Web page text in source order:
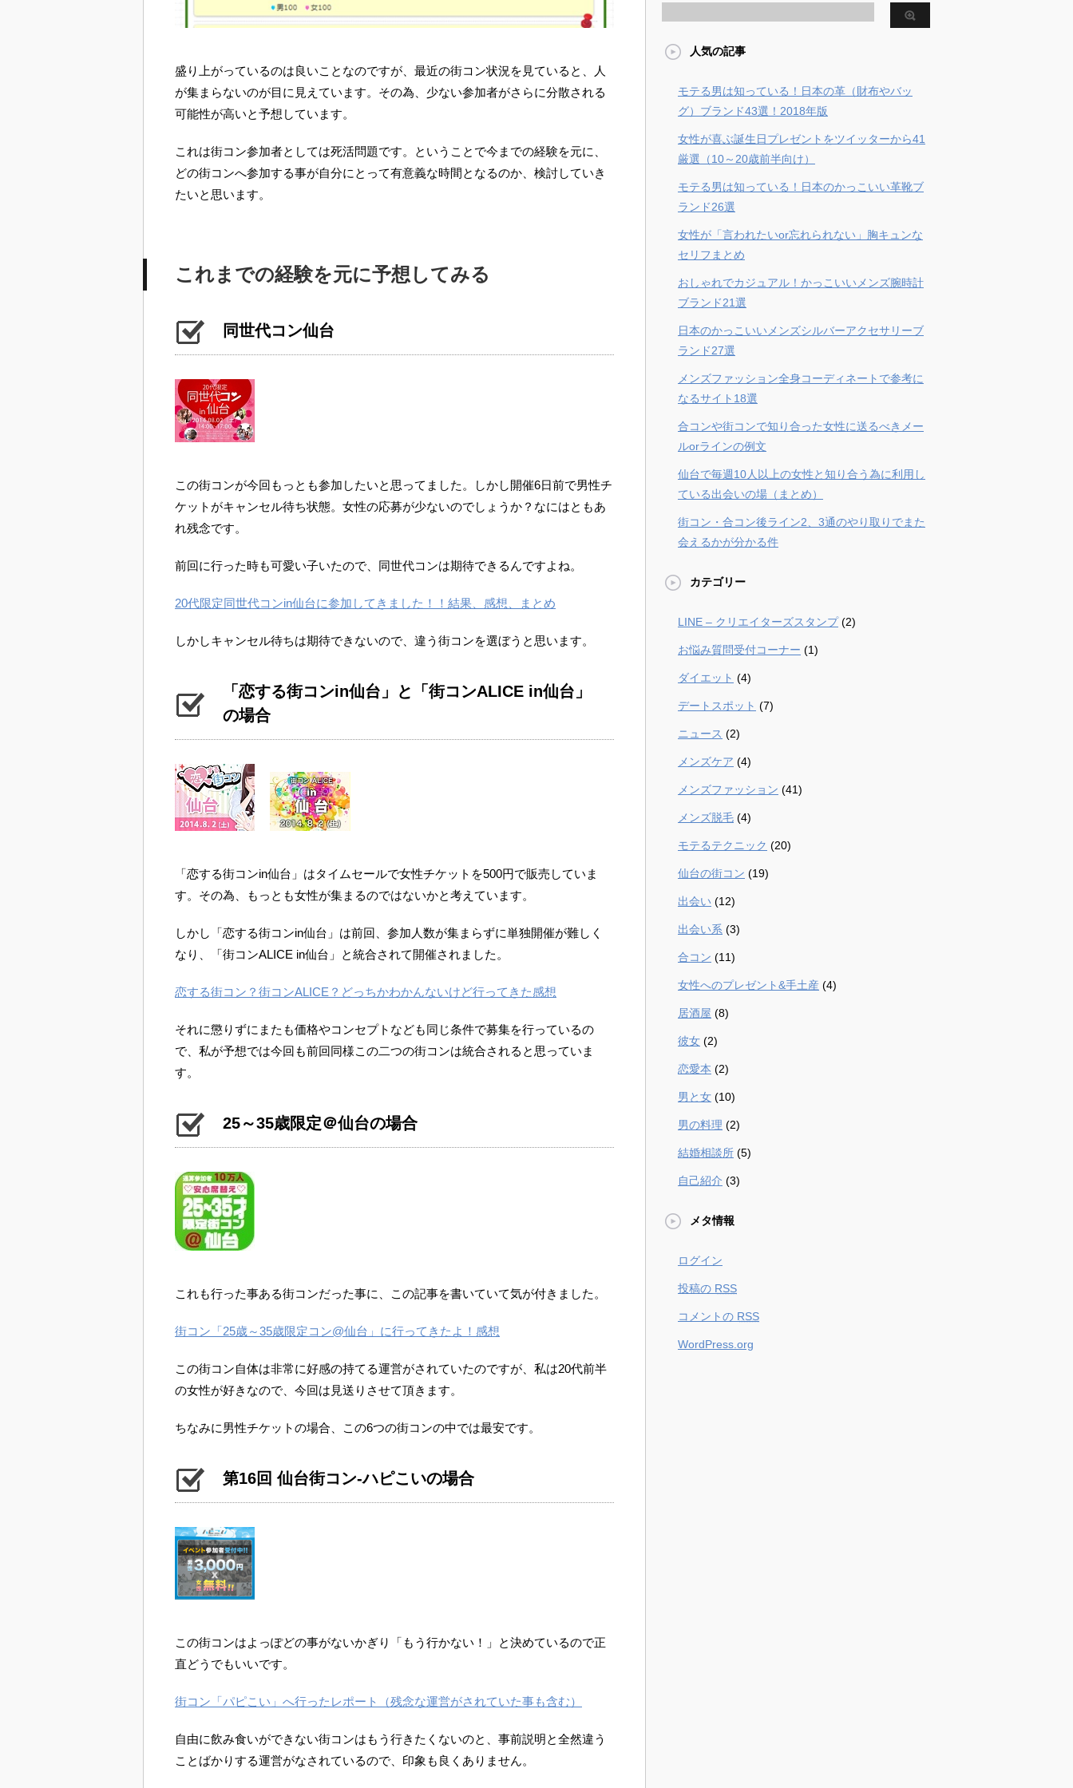
盛り上がっているのは良いことなのですが、最近の街コン状況を見ていると、人
が集まらないのが目に見えています。その為、少ない参加者がさらに分散される
可能性が高いと予想しています。
これは街コン参加者としては死活問題です。ということで今までの経験を元に、
どの街コンへ参加する事が自分にとって有意義な時間となるのか、検討していき
たいと思います。
これまでの経験を元に予想してみる
同世代コン仙台
この街コンが今回もっとも参加したいと思ってました。しかし開催6日前で男性チ
ケットがキャンセル待ち状態。女性の応募が少ないのでしょうか？なにはともあ
れ残念です。
前回に行った時も可愛い子いたので、同世代コンは期待できるんですよね。
20代限定同世代コンin仙台に参加してきました！！結果、感想、まとめ
しかしキャンセル待ちは期待できないので、違う街コンを選ぼうと思います。
「恋する街コンin仙台」と「街コンALICE in仙台」
の場合
「恋する街コンin仙台」はタイムセールで女性チケットを500円で販売していま
す。その為、もっとも女性が集まるのではないかと考えています。
しかし「恋する街コンin仙台」は前回、参加人数が集まらずに単独開催が難しく
なり、「街コンALICE in仙台」と統合されて開催されました。
恋する街コン？街コンALICE？どっちかわかんないけど行ってきた感想
それに懲りずにまたも価格やコンセプトなども同じ条件で募集を行っているの
で、私が予想では今回も前回同様この二つの街コンは統合されると思っていま
す。
25～35歳限定＠仙台の場合
これも行った事ある街コンだった事に、この記事を書いていて気が付きました。
街コン「25歳～35歳限定コン@仙台」に行ってきたよ！感想
この街コン自体は非常に好感の持てる運営がされていたのですが、私は20代前半
の女性が好きなので、今回は見送りさせて頂きます。
ちなみに男性チケットの場合、この6つの街コンの中では最安です。
第16回 仙台街コン-ハピこいの場合
この街コンはよっぽどの事がないかぎり「もう行かない！」と決めているので正
直どうでもいいです。
街コン「パピこい」へ行ったレポート（残念な運営がされていた事も含む）
自由に飲み食いができない街コンはもう行きたくないのと、事前説明と全然違う
ことばかりする運営がなされているので、印象も良くありません。
人気の記事
モテる男は知っている！日本の革（財布やバッ
グ）ブランド43選！2018年版
女性が喜ぶ誕生日プレゼントをツイッターから41
厳選（10～20歳前半向け）
モテる男は知っている！日本のかっこいい革靴ブ
ランド26選
女性が「言われたいor忘れられない」胸キュンな
セリフまとめ
おしゃれでカジュアル！かっこいいメンズ腕時計
ブランド21選
日本のかっこいいメンズシルバーアクセサリーブ
ランド27選
メンズファッション全身コーディネートで参考に
なるサイト18選
合コンや街コンで知り合った女性に送るべきメー
ルorラインの例文
仙台で毎週10人以上の女性と知り合う為に利用し
ている出会いの場（まとめ）
街コン・合コン後ライン2、3通のやり取りでまた
会えるかが分かる件
カテゴリー
LINE – クリエイターズスタンプ(2)
お悩み質問受付コーナー (1)
ダイエット (4)
デートスポット (7)
ニュース (2)
メンズケア (4)
メンズファッション (41)
メンズ脱毛 (4)
モテるテクニック (20)
仙台の街コン (19)
出会い (12)
出会い系 (3)
合コン (11)
女性へのプレゼント&手土産 (4)
居酒屋 (8)
彼女 (2)
恋愛本 (2)
男と女 (10)
男の料理 (2)
結婚相談所 (5)
自己紹介 (3)
メタ情報
ログイン
投稿の RSS
コメントの RSS
WordPress.org